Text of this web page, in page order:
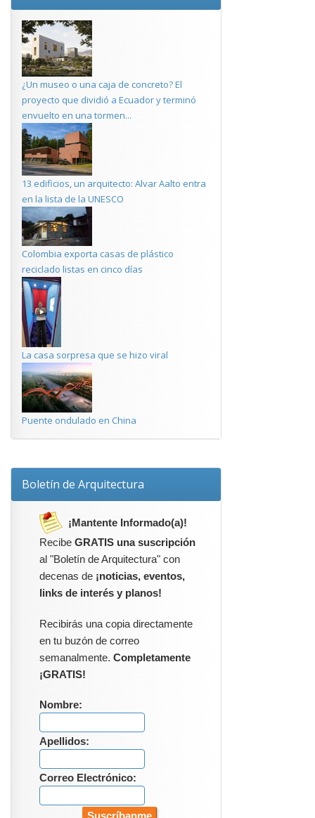
¿Un museo o una caja de concreto? El
proyecto que dividió a Ecuador y terminó
envuelto en una tormen...
13 edificios, un arquitecto: Alvar Aalto entra
en la lista de la UNESCO
Colombia exporta casas de plástico
reciclado listas en cinco días
La casa sorpresa que se hizo viral
Puente ondulado en China
Boletín de Arquitectura
¡Mantente Informado(a)!
Recibe GRATIS una suscripción
al "Boletín de Arquitectura" con
decenas de ¡noticias, eventos,
links de interés y planos!
Recibirás una copia directamente
en tu buzón de correo
semanalmente. Completamente
¡GRATIS!
Nombre:
Apellidos:
Correo Electrónico: